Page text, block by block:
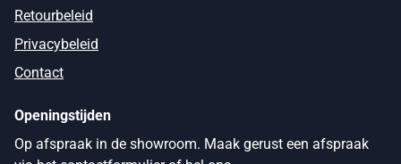
Retourbeleid
Privacybeleid
Contact
Openingstijden
Op afspraak in de showroom. Maak gerust een afspraak